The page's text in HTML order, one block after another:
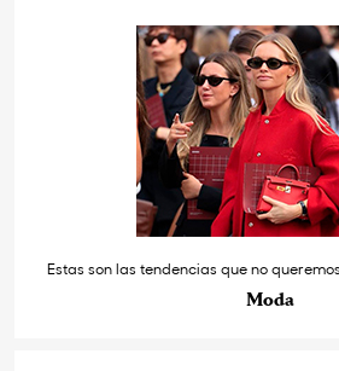
Estas son las tendencias que no
Moda